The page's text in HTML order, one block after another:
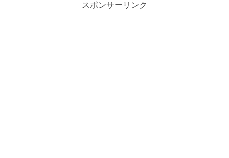
スポンサーリンク